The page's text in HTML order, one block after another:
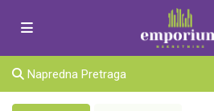
Napredna Pretraga